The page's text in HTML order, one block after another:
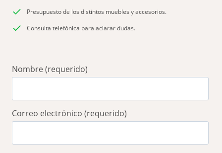
Presupuesto de los distintos muebles y accesorios.
Consulta telefónica para aclarar dudas.
Nombre (requerido)
Correo electrónico (requerido)